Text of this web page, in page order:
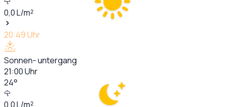
0,0L/m²
20:49Uhr
Sonnen- untergang
21:00Uhr
24°
0,0L/m²